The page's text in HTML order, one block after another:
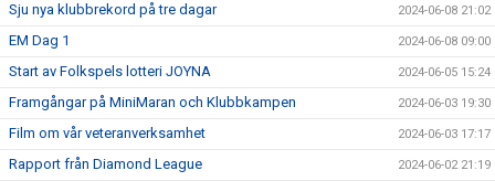
Sju nya klubbrekord på tre dagar 2024-06-08 21:02
EM Dag 1 2024-06-08 09:00
Start av Folkspels lotteri JOYNA 2024-06-05 15:24
Framgångar på MiniMaran och Klubbkampen 2024-06-03 19:30
Film om vår veteranverksamhet 2024-06-03 17:17
Rapport från Diamond League 2024-06-02 21:19